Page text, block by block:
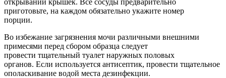
приготовьте, на каждом обязательно укажите номер
порции.
Во избежание загрязнения мочи различными внешними
примесями перед сбором образца следует
провести тщательный туалет наружных половых
органов. Если используется антисептик, провести тщательное
ополаскивание водой места дезинфекции.